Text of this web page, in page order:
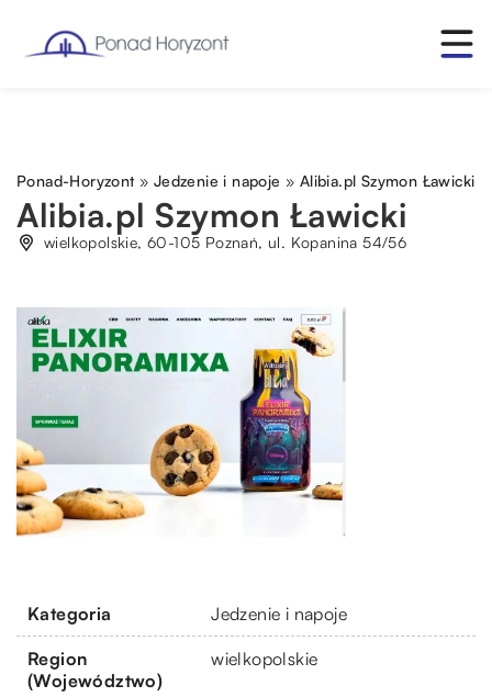
Ponad-Horyzont» Jedzenie i napoje » Alibia.pl Szymon Ławicki
Alibia.pl Szymon Ławicki
wielkopolskie, 60-105 Poznań, ul. Kopanina 54/56
Kategoria Jedzenie i napoje
Region
(Województwo)
wielkopolskie